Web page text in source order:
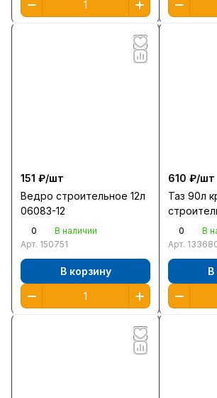
151 ₽/шт
Ведро строительное 12л
06083-12
0
В наличии
Арт. 150751
В корзину
610 ₽/шт
Таз 90л
0
В
Арт.
В